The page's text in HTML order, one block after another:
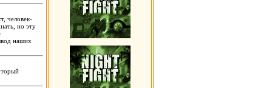
человек-
но эту
наших